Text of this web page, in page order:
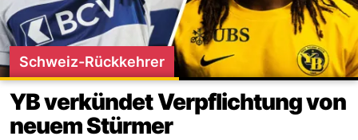
Schweiz-Rückkehrer
YB verkündet Verpflichtung von
neuem Stürmer